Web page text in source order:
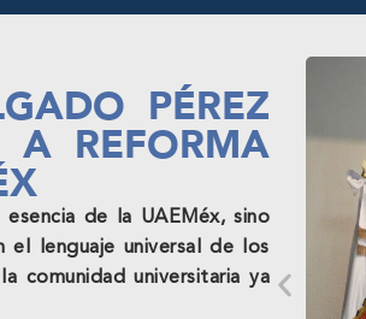
PÉREZ
A REFORMA
de la UAEMéx, sino
el lenguaje universal de los
comunidad universitaria ya